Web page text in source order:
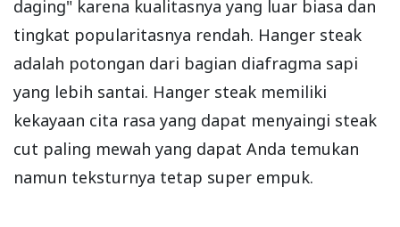
daging" karena kualitasnya yang luar biasa dan
tingkat popularitasnya rendah. Hanger steak
adalah potongan dari bagian diafragma sapi
yang lebih santai. Hanger steak memiliki
kekayaan cita rasa yang dapat menyaingi steak
cut paling mewah yang dapat Anda temukan
namun teksturnya tetap super empuk.